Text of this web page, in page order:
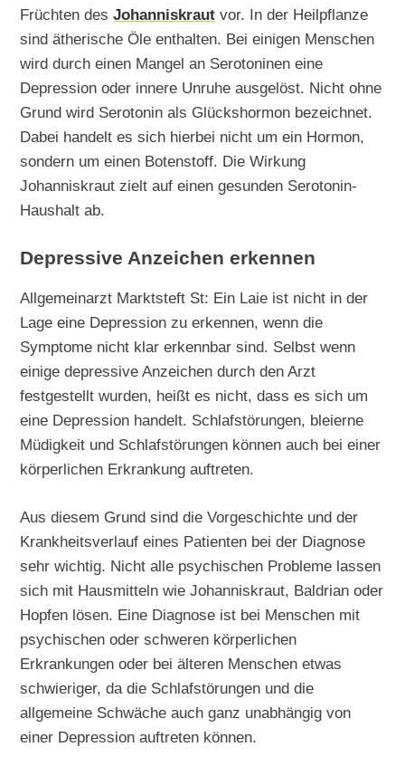
Früchten desJohanniskraut vor. In der Heilpflanze
sind ätherische Öle enthalten. Bei einigen Menschen
wird durch einen Mangel an Serotoninen eine
Depression oder innere Unruhe ausgelöst. Nicht ohne
Grund wird Serotonin als Glückshormon bezeichnet.
Dabei handelt es sich hierbei nicht um ein Hormon,
sondern um einen Botenstoff. Die Wirkung
Johanniskraut zielt auf einen gesunden Serotonin-
Haushalt ab.
Depressive Anzeichen erkennen
Allgemeinarzt Marktsteft St: Ein Laie ist nicht in der
Lage eine Depression zu erkennen, wenn die
Symptome nicht klar erkennbar sind. Selbst wenn
einige depressive Anzeichen durch den Arzt
festgestellt wurden, heißt es nicht, dass es sich um
eine Depression handelt. Schlafstörungen, bleierne
Müdigkeit und Schlafstörungen können auch bei einer
körperlichen Erkrankung auftreten.
Aus diesem Grund sind die Vorgeschichte und der
Krankheitsverlauf eines Patienten bei der Diagnose
sehr wichtig. Nicht alle psychischen Probleme lassen
sich mit Hausmitteln wie Johanniskraut, Baldrian oder
Hopfen lösen. Eine Diagnose ist bei Menschen mit
psychischen oder schweren körperlichen
Erkrankungen oder bei älteren Menschen etwas
schwieriger, da die Schlafstörungen und die
allgemeine Schwäche auch ganz unabhängig von
einer Depression auftreten können.